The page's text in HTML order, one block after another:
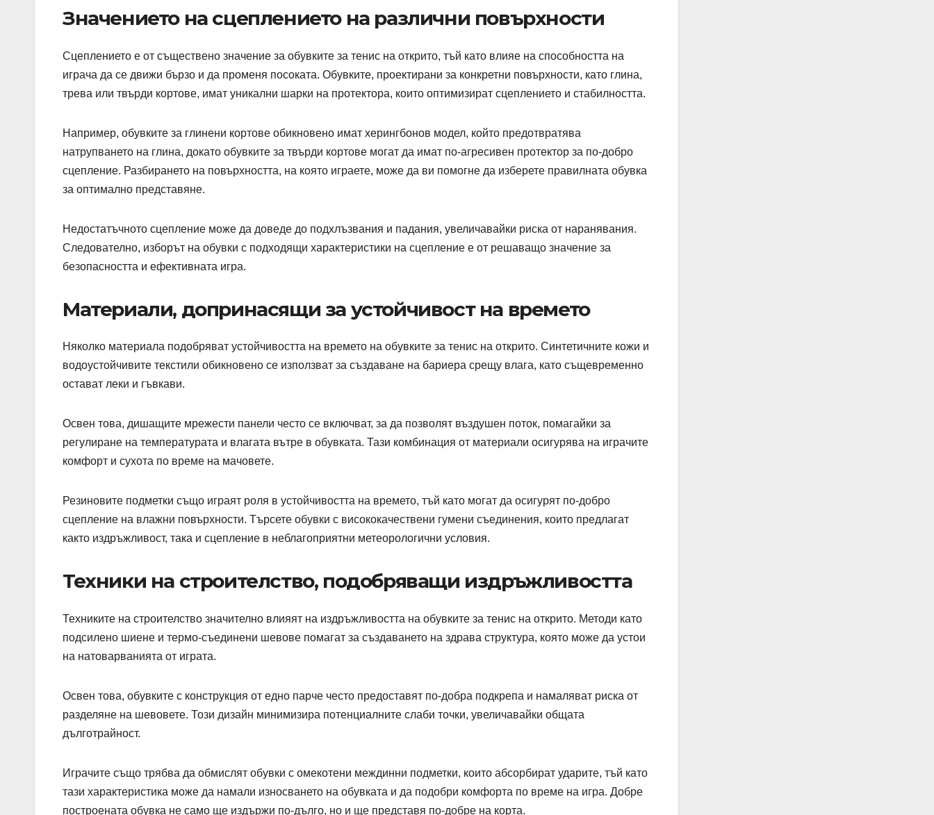
Значението на сцеплението на различни повърхности
Сцеплението е от съществено значение за обувките за тенис на открито, тъй като влияе на способността на
играча да се движи бързо и да променя посоката. Обувките, проектирани за конкретни повърхности, като глина,
трева или твърди кортове, имат уникални шарки на протектора, които оптимизират сцеплението и стабилността.
Например, обувките за глинени кортове обикновено имат херингбонов модел, който предотвратява
натрупването на глина, докато обувките за твърди кортове могат да имат по-агресивен протектор за по-добро
сцепление. Разбирането на повърхността, на която играете, може да ви помогне да изберете правилната обувка
за оптимално представяне.
Недостатъчното сцепление може да доведе до подхлъзвания и падания, увеличавайки риска от наранявания.
Следователно, изборът на обувки с подходящи характеристики на сцепление е от решаващо значение за
безопасността и ефективната игра.
Материали, допринасящи за устойчивост на времето
Няколко материала подобряват устойчивостта на времето на обувките за тенис на открито. Синтетичните кожи и
водоустойчивите текстили обикновено се използват за създаване на бариера срещу влага, като същевременно
остават леки и гъвкави.
Освен това, дишащите мрежести панели често се включват, за да позволят въздушен поток, помагайки за
регулиране на температурата и влагата вътре в обувката. Тази комбинация от материали осигурява на играчите
комфорт и сухота по време на мачовете.
Резиновите подметки също играят роля в устойчивостта на времето, тъй като могат да осигурят по-добро
сцепление на влажни повърхности. Търсете обувки с висококачествени гумени съединения, които предлагат
както издръжливост, така и сцепление в неблагоприятни метеорологични условия.
Техники на строителство, подобряващи издръжливостта
Техниките на строителство значително влияят на издръжливостта на обувките за тенис на открито. Методи като
подсилено шиене и термо-съединени шевове помагат за създаването на здрава структура, която може да устои
на натоварванията от играта.
Освен това, обувките с конструкция от едно парче често предоставят по-добра подкрепа и намаляват риска от
разделяне на шевовете. Този дизайн минимизира потенциалните слаби точки, увеличавайки общата
дълготрайност.
Играчите също трябва да обмислят обувки с омекотени междинни подметки, които абсорбират ударите, тъй като
тази характеристика може да намали износването на обувката и да подобри комфорта по време на игра. Добре
построената обувка не само ще издържи по-дълго, но и ще представя по-добре на корта.